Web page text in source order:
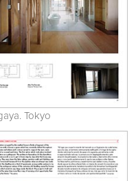
Tokyo